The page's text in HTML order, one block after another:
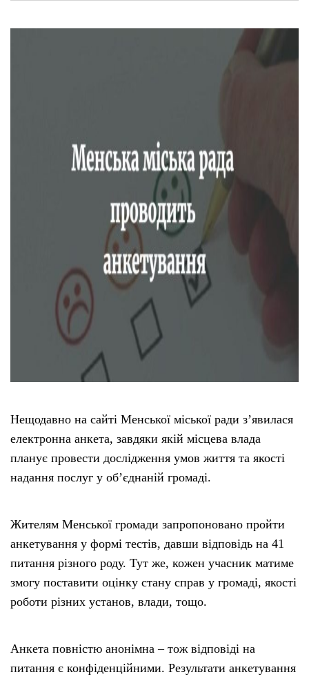
Нещодавно на сайті Менської міської ради з’явилася
електронна анкета, завдяки якій місцева влада
планує провести дослідження умов життя та якості
надання послуг у об’єднаній громаді.
Жителям Менської громади запропоновано пройти
анкетування у формі тестів, давши відповідь на 41
питання різного роду. Тут же, кожен учасник матиме
змогу поставити оцінку стану справ у громаді, якості
роботи різних установ, влади, тощо.
Анкета повністю анонімна – тож відповіді на
питання є конфіденційними. Результати анкетування